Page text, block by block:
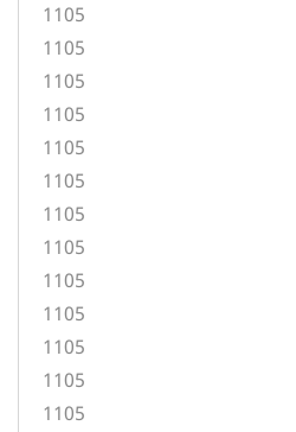
1105
1105
1105
1105
1105
1105
1105
1105
1105
1105
1105
1105
1105